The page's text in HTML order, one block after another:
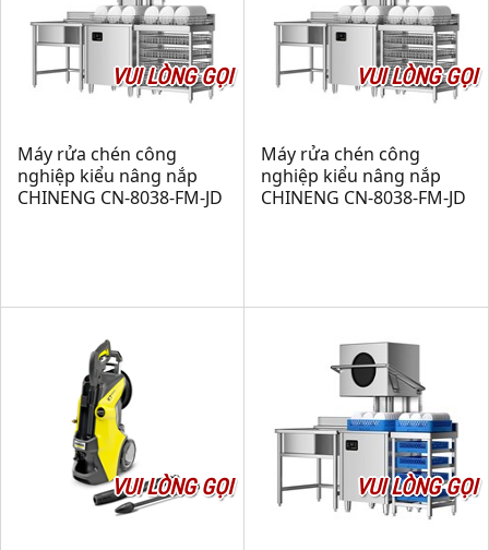
VUI LÒNG GỌI
Máy rửa chén công
nghiệp kiểu nâng nắp
CHINENG CN-8038-FM-JD
VUI LÒNG GỌI
Máy rửa chén công
nghiệp kiểu nâng nắp
CHINENG CN-8038-FM-JD
VUI LÒNG GỌI VUI LÒNG GỌI